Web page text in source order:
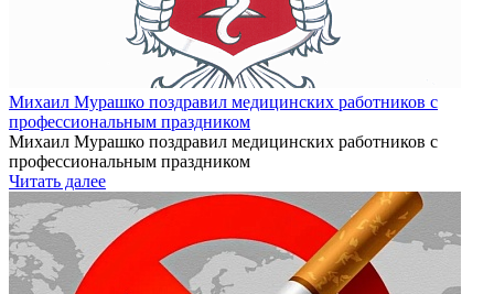
Михаил Мурашко поздравил медицинских работников с
профессиональным праздником
Михаил Мурашко поздравил медицинских работников с
профессиональным праздником
Читать далее